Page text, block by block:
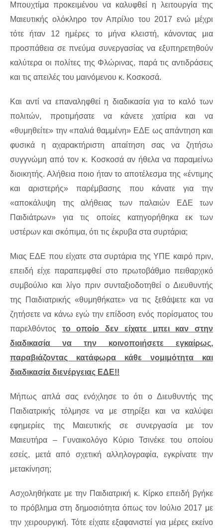
Μπουχτίμα προκειμένου να καλυφθεί η λειτουργία της
Μαιευτικής ολόκληρο τον Απρίλιο του 2017 ενώ μέχρι
τότε ήταν 12 ημέρες το μήνα κλειστή, κάνοντας μια
προσπάθεια σε πνεύμα συνεργασίας να εξυπηρετηθούν
καλύτερα οι πολίτες της Φλώρινας, παρά τις αντιδράσεις
και τις απειλές του μαινόμενου κ. Κοσκοσά.
Και αντί να επαναληφθεί η διαδικασία για το καλό των
πολιτών, προτιμήσατε να κάνετε χατίρια και να
«θυμηθείτε» την «παλιά θαμμένη» ΕΔΕ ως απάντηση και
φυσικά η αχαρακτήριστη απαίτηση σας να ζητήσω
συγγνώμη από τον κ. Κοσκοσά αν ήθελα να παραμείνω
διοικητής. Αλήθεια ποιο ήταν το αποτέλεσμα της «έντιμης
και αριστερής» παρέμβασης που κάνατε για την
«αποκάλυψη της αλήθειας των παλαιών ΕΔΕ των
Παιδιάτρων» για τις οποίες κατηγορήθηκα εκ των
υστέρων και σκόπιμα, ότι τις έκρυβα στα συρτάρια;
Μιας ΕΔΕ που είχατε στα συρτάρια της ΥΠΕ καιρό πριν,
επειδή είχε παραπεμφθεί στο πρωτοβάθμιο πειθαρχικό
συμβούλιο και λίγο πριν συνταξιοδοτηθεί ο Διευθυντής
της Παιδιατρικής «θυμηθήκατε» να τις ξεθάψετε και να
ζητήσετε να κάνω εγώ την επίδοση ενός πορίσματος του
παρελθόντος το οποίο δεν είχατε μπει καν στην
διαδικασία να την κοινοποιήσετε εγκαίρως,
παραβιάζοντας κατάφωρα κάθε νομιμότητα και
διαδικασία διενέργειας ΕΔΕ!!
Μήπως απλά σας ενόχλησε το ότι ο Διευθυντής της
Παιδιατρικής τόλμησε να με στηρίξει και να καλύψει
εφημερίες της Μαιευτικής σε συνεργασία με τον
Μαιευτήρα – Γυναικολόγο Κύριο Τσινέκε του οποίου
εσείς, μετά από σχετική αλληλογραφία, εγκρίνατε την
μετακίνηση;
Ασχοληθήκατε με την Παιδιατρική κ. Κίρκο επειδή βγήκε
το πρόβλημα στη δημοσιότητα όπως τον Ιούλιο 2017 με
την χειρουργική. Τότε είχατε εξαφανιστεί για μέρες εκείνο